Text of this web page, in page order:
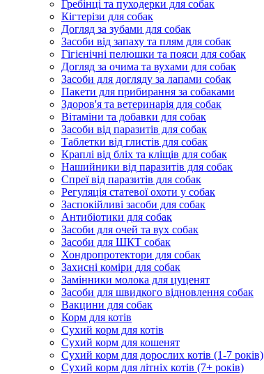
Гребінці та пуходерки для собак
Кігтерізи для собак
Догляд за зубами для собак
Засоби від запаху та плям для собак
Гігієнічні пелюшки та пояси для собак
Догляд за очима та вухами для собак
Засоби для догляду за лапами собак
Пакети для прибирання за собаками
Здоров'я та ветеринарія для собак
Вітаміни та добавки для собак
Засоби від паразитів для собак
Таблетки від глистів для собак
Краплі від бліх та кліщів для собак
Нашийники від паразитів для собак
Спреї від паразитів для собак
Регуляція статевої охоти у собак
Заспокійливі засоби для собак
Антибіотики для собак
Засоби для очей та вух собак
Засоби для ШКТ собак
Хондропротектори для собак
Захисні коміри для собак
Замінники молока для цуценят
Засоби для швидкого відновлення собак
Вакцини для собак
Корм для котів
Сухий корм для котів
Сухий корм для кошенят
Сухий корм для дорослих котів (1-7 років)
Сухий корм для літніх котів (7+ років)